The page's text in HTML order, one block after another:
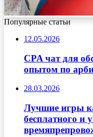
Популярные статьи
12.05.2026
CPA чат для
опытом по
28.03.2026
Лучшие игры
бесплатного и